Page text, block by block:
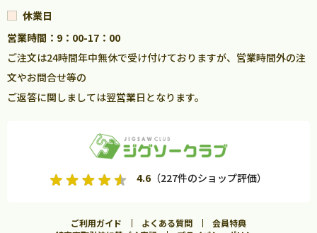
休業日
営業時間：9：00-17：00
ご注文は24時間年中無休で受け付けておりますが、営業時間外の注
文やお問合せ等の
ご返答に関しましては翌営業日となります。
4.6（227件のショップ評価）
ご利用ガイド よくある質問
会員特典